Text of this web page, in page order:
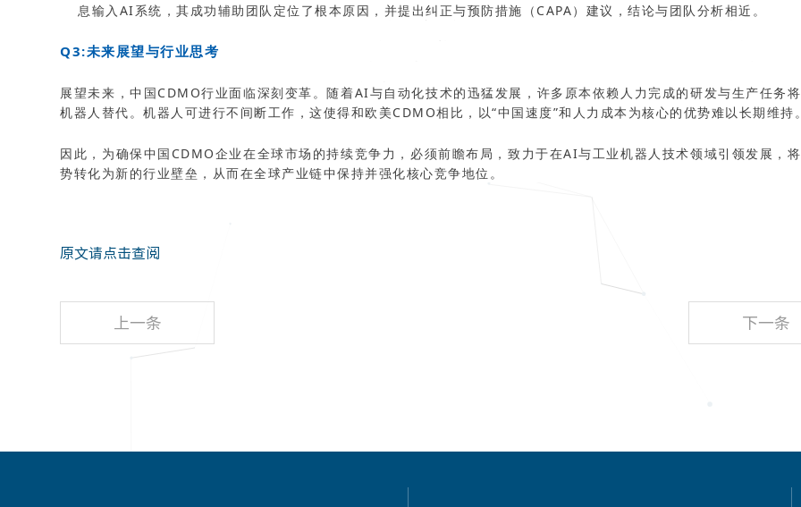
息输入AI系统，其成功辅助团队定位了根本原因，并提出纠正与预防措施（CAPA）建议，结论与团队分析相近。
Q3:未来展望与行业思考
展望未来，中国CDMO行业面临深刻变革。随着AI与自动化技术的迅猛发展，许多原本依赖人力完成的研发与生产任务
机器人替代。机器人可进行不间断工作，这使得和欧美CDMO相比，以“中国速度”和人力成本为核心的优势难以长期维持。
因此，为确保中国CDMO企业在全球市场的持续竞争力，必须前瞻布局，致力于在AI与工业机器人技术领域引领发展，
势转化为新的行业壁垒，从而在全球产业链中保持并强化核心竞争地位。
原文请点击查阅
上一条 下一条